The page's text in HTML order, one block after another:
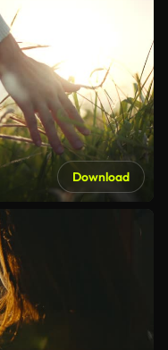
Download